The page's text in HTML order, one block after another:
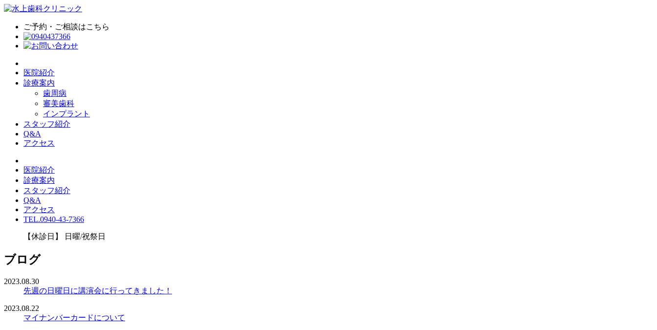
ご予約・ご相談はこちら
医院紹介
診療案内
歯周病
審美歯科
インプラント
スタッフ紹介
Q&A
アクセス
医院紹介
診療案内
スタッフ紹介
Q&A
アクセス
TEL.0940-43-7366
【休診日】 日曜/祝祭日
ブログ
2023.08.30
先週の日曜日に講演会に行ってきました！
2023.08.22
マイナンバーカードについて